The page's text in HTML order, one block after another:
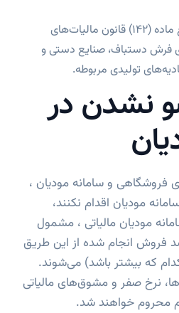
اشخاص حقیقی موضوع ماده (142) قانون مالیات‌های
فرش دستباف، صنایع دستی و
تولیدی مربوطه.
نشدن در
فروشگاهی و سامانه مودیان ،
مودیان اقدام نکنند،
مودیان مالیاتی ، مشمول
به میزان 10 درصد فروش انجام شده از این طریق
کدام که بیشتر باشد) می‌شوند.
نرخ صفر و مشوق‌های مالیاتی
محروم خواهند شد.